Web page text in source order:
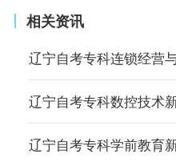
相关资讯
辽宁自考专科连锁经营
辽宁自考专科数控技术
辽宁自考专科学前教育